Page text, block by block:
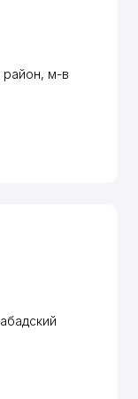
район, м-в